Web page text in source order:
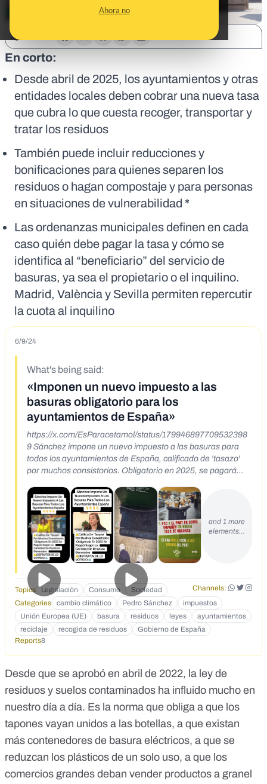
Ahora no
En corto:
Desde abril de 2025, los ayuntamientos y otras
entidades locales deben cobrar una nueva tasa
que cubra lo que cuesta recoger, transportar y
tratar los residuos
También puede incluir reducciones y
bonificaciones para quienes separen los
residuos o hagan compostaje y para personas
en situaciones de vulnerabilidad *
Las ordenanzas municipales definen en cada
caso quién debe pagar la tasa y cómo se
identifica al “beneficiario” del servicio de
basuras, ya sea el propietario o el inquilino.
Madrid, València y Sevilla permiten repercutir
la cuota al inquilino
6/9/24
What's being said:
«Imponen un nuevo impuesto a las
basuras obligatorio para los
ayuntamientos de España»
https://x.com/EsParacetamol/status/179946897709532398
9 Sánchez impone un nuevo impuesto a las basuras para
todos los ayuntamientos de España, calificado de 'tasazo'
por muchos consistorios. Obligatorio en 2025, se pagará
votado
https://x.com/modoalt/status/1798957774769979727 Para
los que aún no os habéis enterado, a partir de marzo vais a
pagar un nuevo impuesto de recogida de reciclaje ♻️ que
nos impone Europa y votado por socialistas y peperos a
partes iguales para seguir esquilmando a la sociedad.
Pagaras basura, tratamiento de reciclaje y a partir de ahora
transporte de reciclaje. Unos 150 euros más al año de
media. Por esto de que votar al PP o al PSOE en Europa es
diferente 🤙🏻 Que tengáis un buen día trabajando para
Uropa. Sánchez Impone Un Nuevo Impuesto A Las Basuras
Para Todos Los Ayuntamientos España EN ABRIL DE 2025
LA TASA DE BASURAS SERÁ OBLIGATORIA Califica De
DISFRUTEN DE LO VOTADO
and 1 more
elements…
Topics Legislación Consumo Sociedad
Channels:
Categories
cambio climático Pedro Sánchez
impuestos
Unión Europea (UE)
basura residuos leyes
ayuntamientos
reciclaje
recogida de residuos
Gobierno de España
Reports8
Desde que se aprobó en abril de 2022, la ley de
residuos y suelos contaminados ha influido mucho en
nuestro día a día. Es la norma que obliga a que los
tapones vayan unidos a las botellas, a que existan
más contenedores de basura eléctricos, a que se
reduzcan los plásticos de un solo uso, a que los
comercios grandes deban vender productos a granel